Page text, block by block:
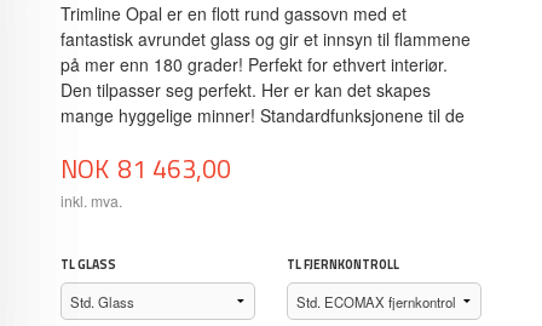
Trimline Opal er en flott rund gassovn med et
fantastisk avrundet glass og gir et innsyn til flammene
på mer enn 180 grader! Perfekt for ethvert interiør.
Den tilpasser seg perfekt. Her er kan det skapes
mange hyggelige minner! Standardfunksjonene til de
Pris
NOK 81 463,00
inkl. mva.
TL GLASS TL FJERNKONTROLL